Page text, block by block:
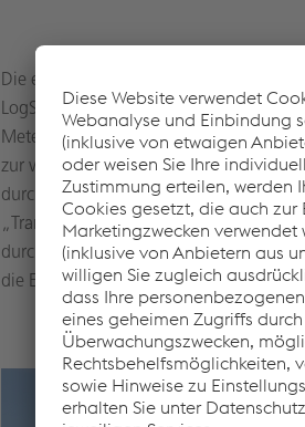
Die erste Garnitur an 13
LogServ übergeben. Bis Ende 2019
Metern und 1.170 Tonnen Gewicht
zur voestalpine nach Linz eingesetzt,
durchgeführt wird. Durch den Einsatz
„TransANT“ einen Zuladungsvorteil
durch das 20 Prozent leichtere
die Einsparung von rund 100